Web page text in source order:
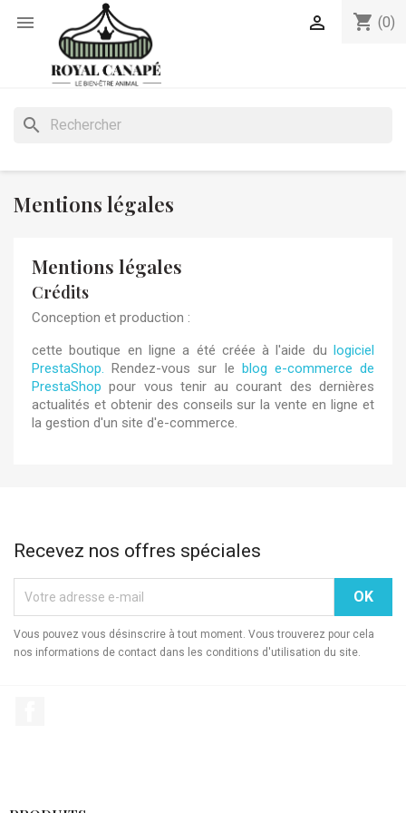
 shopping_cart (0)

search
Mentions légales
Mentions légales
Crédits
Conception et production :
cette boutique en ligne a été créée à l'aide du logiciel
PrestaShop.Rendez-vous sur le blog e-commerce de
PrestaShop pour vous tenir au courant des dernières
actualités et obtenir des conseils sur la vente en ligne et
la gestion d'un site d'e-commerce.
Recevez nos offres spéciales
Vous pouvez vous désinscrire à tout moment. Vous trouverez pour cela
nos informations de contact dans les conditions d'utilisation du site.